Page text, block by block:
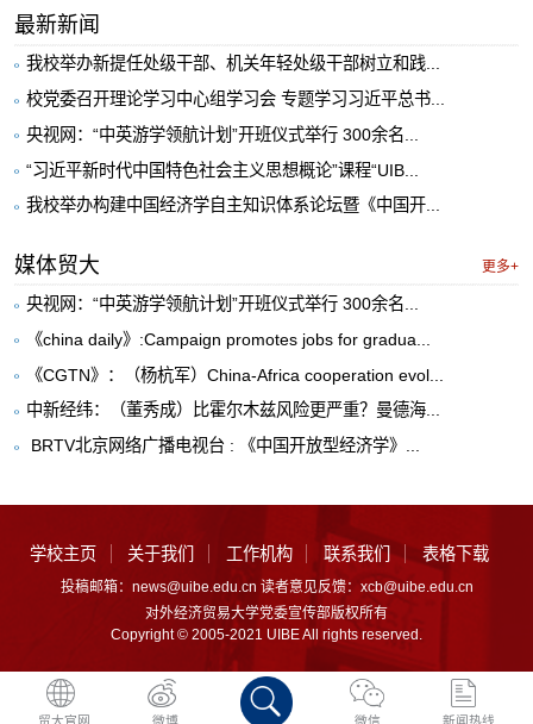
最新新闻
我校举办新提任处级干部、机关年轻处级干部树立和践...
校党委召开理论学习中心组学习会 专题学习习近平总书...
央视网：“中英游学领航计划”开班仪式举行 300余名...
“习近平新时代中国特色社会主义思想概论”课程“UIB...
我校举办构建中国经济学自主知识体系论坛暨《中国开...
媒体贸大 更多+
央视网：“中英游学领航计划”开班仪式举行 300余名...
《china daily》:Campaign promotes jobs for gradua...
《CGTN》：（杨杭军）China-Africa cooperation evol...
中新经纬：（董秀成）比霍尔木兹风险更严重？曼德海...
​ BRTV北京网络广播电视台 : 《中国开放型经济学》...
学校主页 关于我们 工作机构 联系我们 表格下载
投稿邮箱：news@uibe.edu.cn 读者意见反馈：xcb@uibe.edu.cn
对外经济贸易大学党委宣传部版权所有
Copyright © 2005-2021 UIBE All rights reserved.
贸大官网 微博 微信 新闻热线